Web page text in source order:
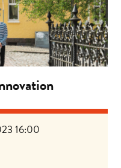
16:00